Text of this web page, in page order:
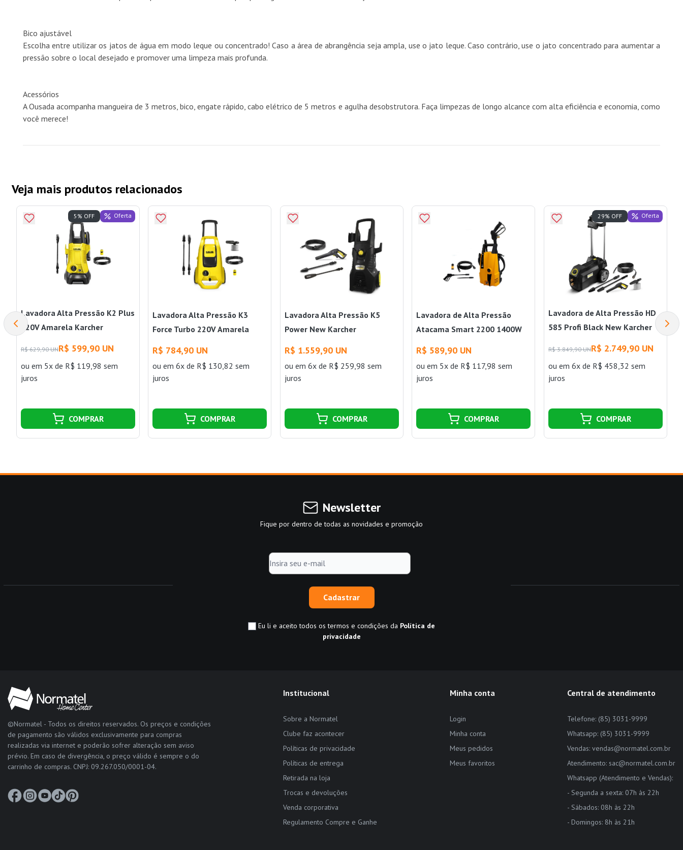
Bico ajustável
Escolha entre utilizar os jatos de água em modo leque ou concentrado! Caso a área de abrangência seja ampla, use o jato leque. Caso contrário, use o jato concentrado para aumentar a
pressão sobre o local desejado e promover uma limpeza mais profunda.
Acessórios
A Ousada acompanha mangueira de 3 metros, bico, engate rápido, cabo elétrico de 5 metros e agulha desobstrutora. Faça limpezas de longo alcance com alta eficiência e economia, como
você merece!
Veja mais produtos relacionados
Lavadora Alta Pressão K2 Plus
220V Amarela Karcher
R$ 629,90 UNR$ 599,90 UN
ou em 5x de R$ 119,98 sem
juros
5% OFF Oferta
COMPRAR
Lavadora Alta Pressão K3
Force Turbo 220V Amarela
R$ 784,90 UN
ouem 6x de R$ 130,82 sem
juros
COMPRAR
Lavadora Alta Pressão K5
Power New Karcher
R$ 1.559,90 UN
ou em 6x de R$ 259,98 sem
juros
COMPRAR
Lavadora de Alta Pressão
Atacama Smart 2200 1400W
R$ 589,90 UN
ouem 5x de R$ 117,98 sem
juros
COMPRAR
Lavadora de Alta Pressão HD
585 Profi Black New Karcher
R$ 3.849,90 UNR$ 2.749,90 UN
ou em 6x de R$ 458,32 sem
juros
29% OFF Oferta
COMPRAR
Newsletter
Fique por dentro de todas as novidades e promoção
Cadastrar
Eu li e aceito todos os termos e condições da Política de
privacidade
©Normatel - Todos os direitos reservados. Os preços e condições
de pagamento são válidos exclusivamente para compras
realizadas via internet e poderão sofrer alteração sem aviso
prévio. Em caso de divergência, o preço válido é sempre o do
carrinho de compras. CNPJ: 09.267.050/0001-04.
Institucional
Sobre a Normatel
Clube faz acontecer
Políticas de privacidade
Políticas de entrega
Retirada na loja
Trocas e devoluções
Venda corporativa
Regulamento Compre e Ganhe
Minha conta
Login
Minha conta
Meus pedidos
Meus favoritos
Central de atendimento
Telefone: (85) 3031-9999
Whatsapp: (85) 3031-9999
Vendas: vendas@normatel.com.br
Atendimento: sac@normatel.com.br
Whatsapp (Atendimento e Vendas):
- Segunda a sexta: 07h às 22h
- Sábados: 08h às 22h
- Domingos: 8h às 21h